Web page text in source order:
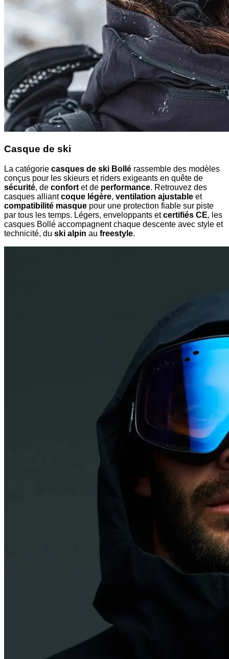
Casque de ski
La catégorie casques de ski Bollé rassemble des modèles
conçus pour les skieurs et riders exigeants en quête de
sécurité, de confort et de performance. Retrouvez des
casques alliantcoque légère, ventilation ajustable et
compatibilité masque pour une protection fiable sur piste
par tous les temps. Légers, enveloppants etcertifiés CE, les
casques Bollé accompagnent chaque descente avec style et
technicité, du ski alpin au freestyle.